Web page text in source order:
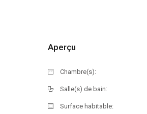
Aperçu
Chambre(s):
Salle(s) de bain:
Surface habitable: